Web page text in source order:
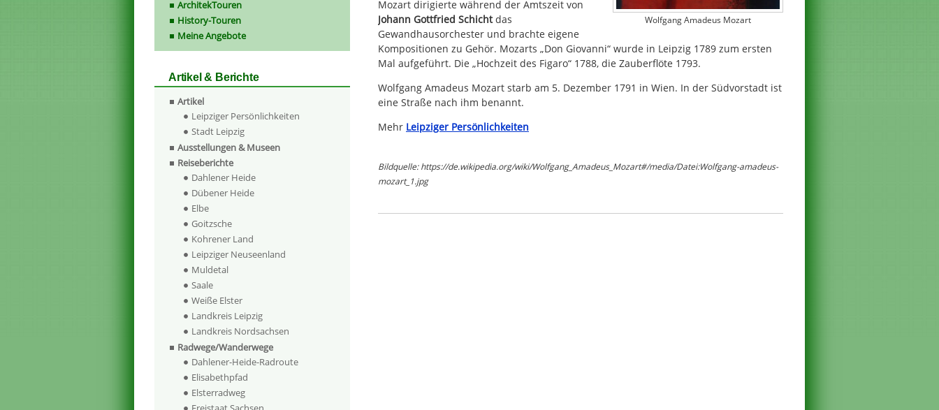
Wolfgang Amadeus Mozart
Mozart dirigierte während der Amtszeit von
Johann Gottfried Schichtdas
Gewandhausorchester und brachte eigene
Kompositionen zu Gehör. Mozarts „Don Giovanni“ wurde in Leipzig 1789 zum ersten
Mal aufgeführt. Die „Hochzeit des Figaro“ 1788, die Zauberflöte 1793.
Wolfgang Amadeus Mozart starb am 5. Dezember 1791 in Wien. In der Südvorstadt ist
eine Straße nach ihm benannt.
Mehr Leipziger Persönlichkeiten
Bildquelle: https://de.wikipedia.org/wiki/Wolfgang_Amadeus_Mozart#/media/Datei:Wolfgang-amadeus-
mozart_1.jpg
ArchitekTouren
History-Touren
Meine Angebote
Artikel & Berichte
Artikel
Leipziger Persönlichkeiten
Stadt Leipzig
Ausstellungen & Museen
Reiseberichte
Dahlener Heide
Dübener Heide
Elbe
Goitzsche
Kohrener Land
Leipziger Neuseenland
Muldetal
Saale
Weiße Elster
Landkreis Leipzig
Landkreis Nordsachsen
Radwege/Wanderwege
Dahlener-Heide-Radroute
Elisabethpfad
Elsterradweg